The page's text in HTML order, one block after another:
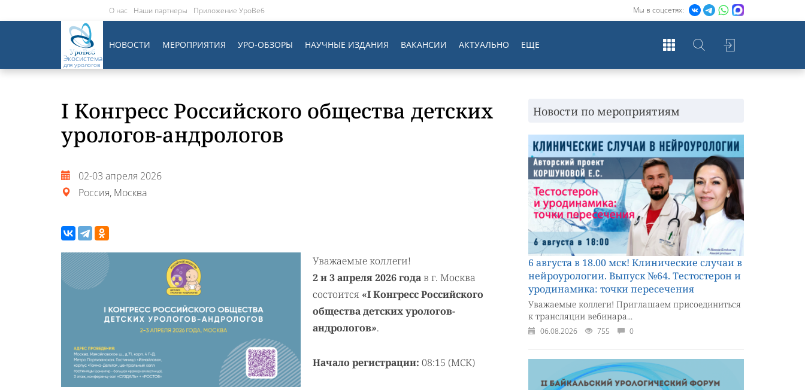
Мы в соцсетях:
О нас Наши партнеры Приложение УроВеб
Экосистема
для урологов
НОВОСТИ МЕРОПРИЯТИЯ УРО-ОБЗОРЫ НАУЧНЫЕ ИЗДАНИЯ ВАКАНСИИ АКТУАЛЬНО ЕЩЕ
I Конгресс Российского общества детских
урологов-андрологов
02-03 апреля 2026
Россия, Москва
Уважаемые коллеги!
2 и 3 апреля 2026 годав г. Москва
состоится «I Конгресс Российского
общества детских урологов-
андрологов».
Начало регистрации: 08:15 (МСК)
Новости по мероприятиям
6 августа в 18.00 мск! Клинические случаи в
нейроурологии. Выпуск №64. Тестостерон и
уродинамика: точки пересечения
Уважаемые коллеги! Приглашаем присоединиться
к трансляции вебинара...
06.08.2026 755 0